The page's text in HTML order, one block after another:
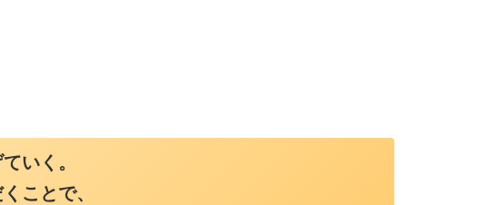
いく。
ことで、